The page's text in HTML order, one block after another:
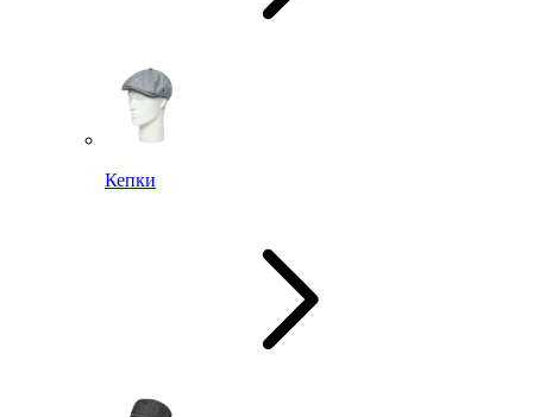
Кепки